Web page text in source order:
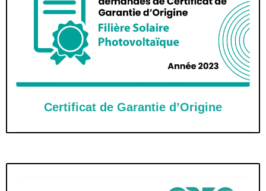
Certificat de Garantie d’Origine